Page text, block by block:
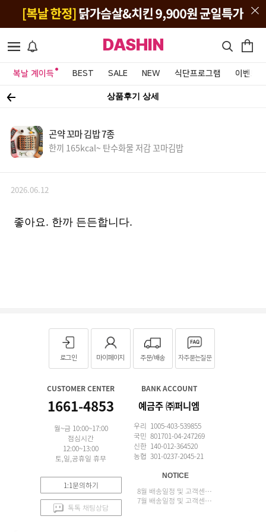
DASHIN
복날 계이득 BEST SALE NEW 식단프로그램 이벤트&
상품후기 상세
곤약 꼬마 김밥 7종
한끼 165kcal~ 탄수화물 저감 꼬마김밥
2026.06.12
좋아요. 한까 든든합니다.
로그인 마이페이지 주문/배송 자주묻는질문
CUSTOMER CENTER
1661-4853
월~금 10:00~17:00
점심시간
12:00~13:00
토,일,공휴일 휴무
1:1문의하기
톡톡 채팅상담
BANK ACCOUNT
예금주 ㈜퍼니엠
우리 1005-403-539855
국민 801701-04-247269
신한 140-012-364520
농협 301-0237-2045-21
NOTICE
8월 배송일정 및 고객센터 업무 안내
7월 배송일정 및 고객센터 업무 안내